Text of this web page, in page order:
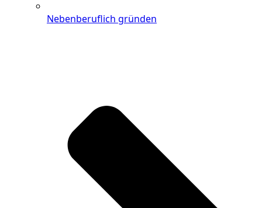
Nebenberuflich gründen